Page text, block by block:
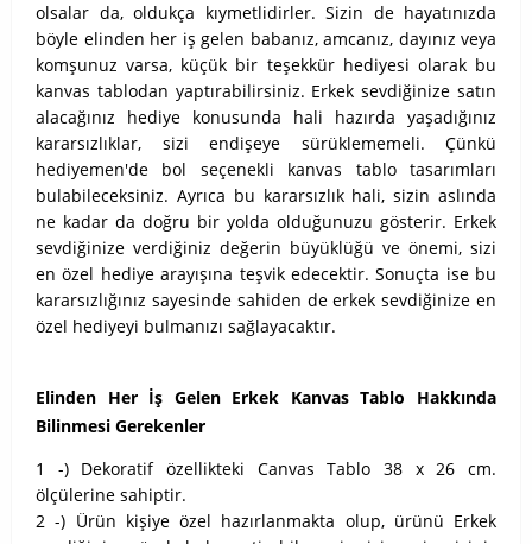
olsalar da, oldukça kıymetlidirler. Sizin de hayatınızda
böyle elinden her iş gelen babanız, amcanız, dayınız veya
komşunuz varsa, küçük bir teşekkür hediyesi olarak bu
kanvas tablodan yaptırabilirsiniz. Erkek sevdiğinize satın
alacağınız hediye konusunda hali hazırda yaşadığınız
kararsızlıklar, sizi endişeye sürüklememeli. Çünkü
hediyemen'de bol seçenekli kanvas tablo tasarımları
bulabileceksiniz. Ayrıca bu kararsızlık hali, sizin aslında
ne kadar da doğru bir yolda olduğunuzu gösterir. Erkek
sevdiğinize verdiğiniz değerin büyüklüğü ve önemi, sizi
en özel hediye arayışına teşvik edecektir. Sonuçta ise bu
kararsızlığınız sayesinde sahiden de erkek sevdiğinize en
özel hediyeyi bulmanızı sağlayacaktır.
Elinden Her İş Gelen Erkek Kanvas Tablo Hakkında
Bilinmesi Gerekenler
1 -) Dekoratif özellikteki Canvas Tablo 38 x 26 cm.
ölçülerine sahiptir.
2 -) Ürün kişiye özel hazırlanmakta olup, ürünü Erkek